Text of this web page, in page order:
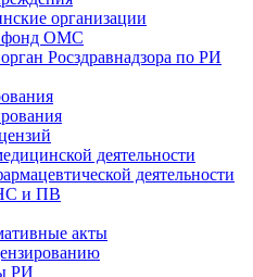
организации
фонд ОМС
Росздравнадзора по РИ
деятельности
деятельности
и ПВ
акты
РИ